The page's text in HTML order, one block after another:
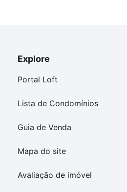
Explore
Portal Loft
Lista de Condomínios
Guia de Venda
Mapa do site
Avaliação de imóvel